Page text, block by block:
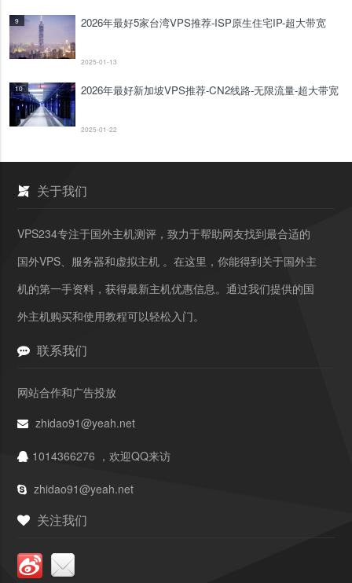
9 2026年最好5家台湾VPS推荐-ISP原生住宅IP-超大带宽
2025-01-13
10 2026年最好新加坡VPS推荐-CN2线路-无限流量-超大带宽
2025-01-22
关于我们
VPS234专注于国外主机测评，致力于帮助网友找到最合适的
国外VPS、服务器和虚拟主机 。在这里，你能得到关于国外主
机的第一手资料，获得最新主机优惠信息。通过我们提供的国
外主机购买和使用教程可以轻松入门。
联系我们
网站合作和广告投放
zhidao91@yeah.net
1014366276 ，欢迎QQ来访
zhidao91@yeah.net
关注我们